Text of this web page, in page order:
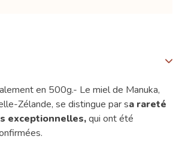
en 500g.- Le miel de Manuka,
Zélande, se distingue par sa rareté
exceptionnelles,qui ont été